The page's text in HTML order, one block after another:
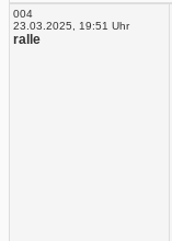
004
23.03.2025, 19:51 Uhr
ralle